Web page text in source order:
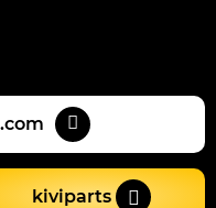
kiviparts